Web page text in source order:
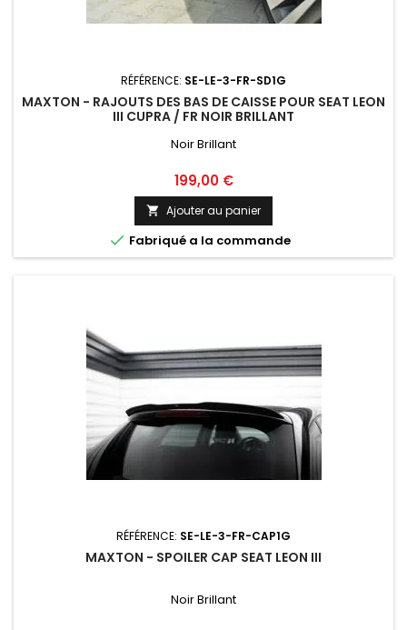
RÉFÉRENCE: SE-LE-3-FR-SD1G
MAXTON - RAJOUTS DES BAS DE CAISSE POUR SEAT LEON
III CUPRA / FR NOIR BRILLANT
Noir Brillant
Prix
199,00 €
 Ajouter au panier
 Fabriqué a la commande
RÉFÉRENCE: SE-LE-3-FR-CAP1G
MAXTON - SPOILER CAP SEAT LEON III
Noir Brillant